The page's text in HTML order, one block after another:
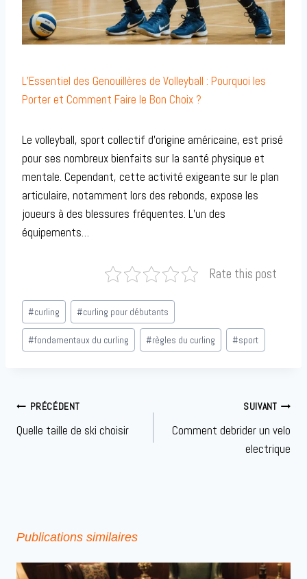
L’Essentiel des Genouillères de Volleyball : Pourquoi les
Porter et Comment Faire le Bon Choix ?
Le volleyball, sport collectif d’origine américaine, est prisé
pour ses nombreux bienfaits sur la santé physique et
mentale. Cependant, cette activité exigeante sur le plan
articulaire, notamment lors des rebonds, expose les
joueurs à des blessures fréquentes. L’un des
équipements…
Rate this post
Étiquettes
de
la
#curling #curling pour débutants
#fondamentaux du curling #règles du curling #sport
Navigation
de
l’article
PRÉCÉDENT
Quelle taille de ski choisir
SUIVANT
Comment debrider un velo
electrique
Publications similaires